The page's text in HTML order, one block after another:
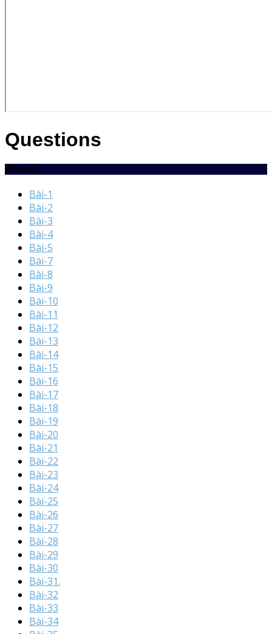
Questions
Bài học
Bài-1
Bài-2
Bài-3
Bài-4
Bài-5
Bài-7
Bài-8
Bài-9
Bài-10
Bài-11
Bài-12
Bài-13
Bài-14
Bài-15
Bài-16
Bài-17
Bài-18
Bài-19
Bài-20
Bài-21
Bài-22
Bài-23
Bài-24
Bài-25
Bài-26
Bài-27
Bài-28
Bài-29
Bài-30
Bài-31.
Bài-32
Bài-33
Bài-34